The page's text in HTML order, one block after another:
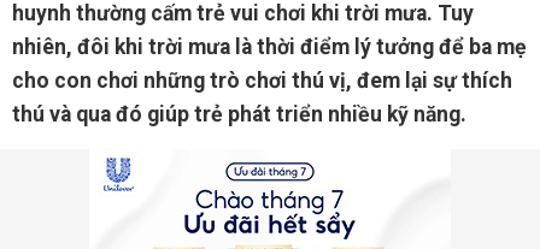
huynh thường cấm trẻ vui chơi khi trời mưa. Tuy
nhiên, đôi khi trời mưa là thời điểm lý tưởng để ba mẹ
cho con chơi những trò chơi thú vị, đem lại sự thích
thú và qua đó giúp trẻ phát triển nhiều kỹ năng.